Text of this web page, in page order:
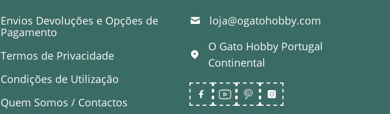
Envios Devoluções e Opções de
Pagamento
Termos de Privacidade
Condições de Utilização
Quem Somos / Contactos
loja@ogatohobby.com
O Gato Hobby Portugal
Continental